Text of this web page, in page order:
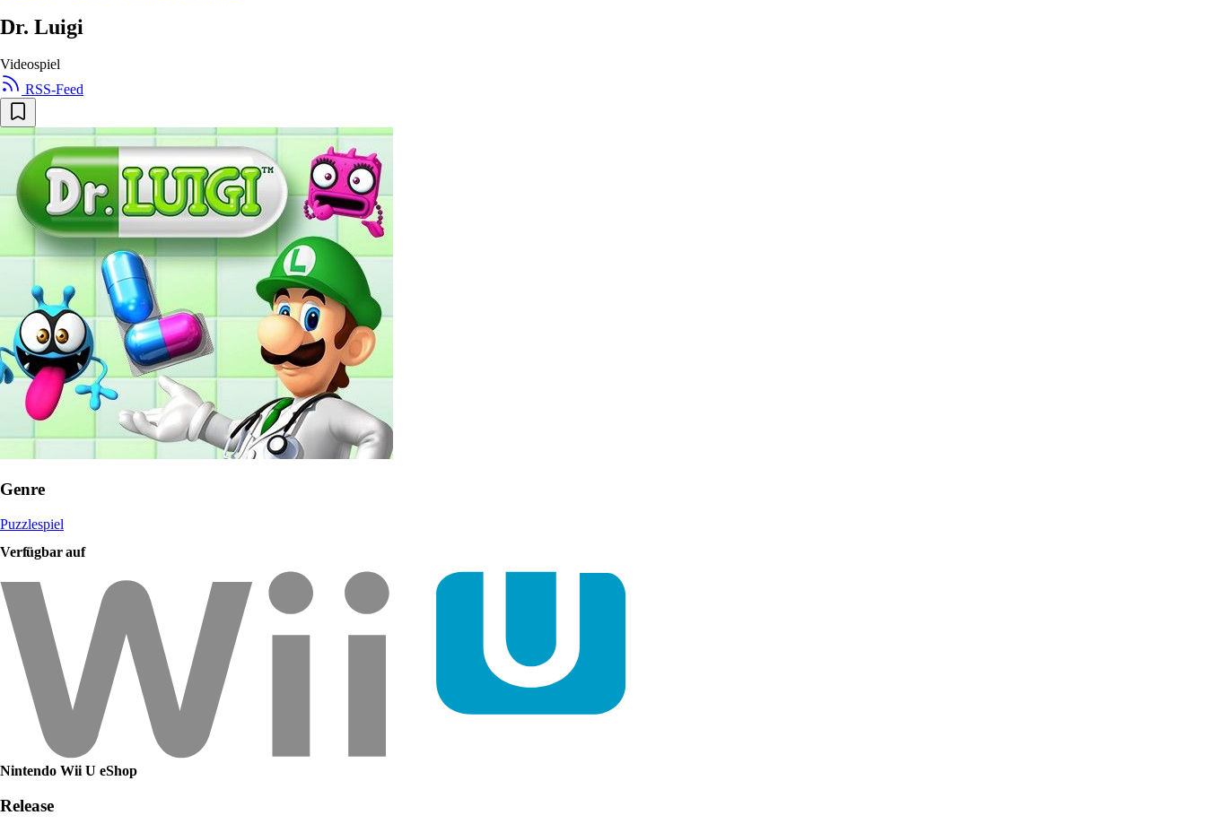
Dr. Luigi
Videospiel
RSS-Feed
Genre
Puzzlespiel
Verfügbar auf
Nintendo Wii U eShop
Release